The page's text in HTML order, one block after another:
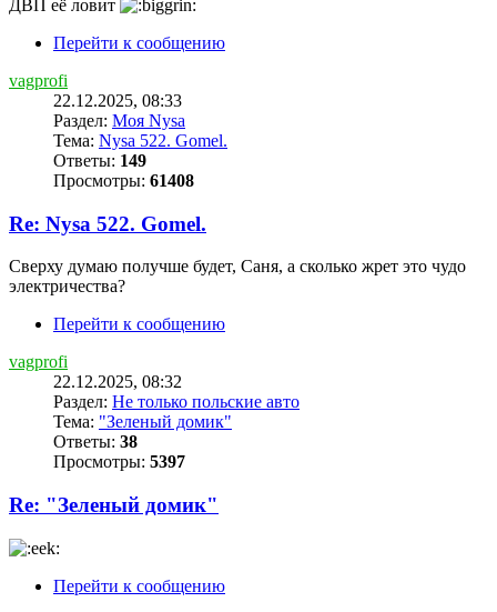
ДВП её ловит
Перейти к сообщению
vagprofi
22.12.2025, 08:33
Раздел: Моя Nysa
Тема: Nysa 522. Gomel.
Ответы: 149
Просмотры: 61408
Re: Nysa 522. Gomel.
Сверху думаю получше будет, Саня, а сколько жрет это чудо
электричества?
Перейти к сообщению
vagprofi
22.12.2025, 08:32
Раздел: Не только польские авто
Тема: "Зеленый домик"
Ответы: 38
Просмотры: 5397
Re: "Зеленый домик"
Перейти к сообщению